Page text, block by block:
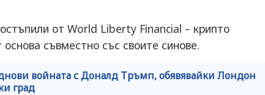
от World Liberty Financial – крипто
съвместно със своите синове.
войната с Доналд Тръмп, обявявайки Лондон
град